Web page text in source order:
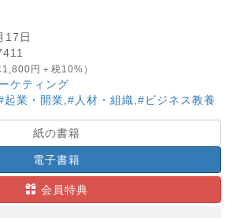
17日
1,800円＋税10%）
ケティング
起業・開業 #人材・組織 #ビジネス教養
紙の書籍
電子書籍
会員特典